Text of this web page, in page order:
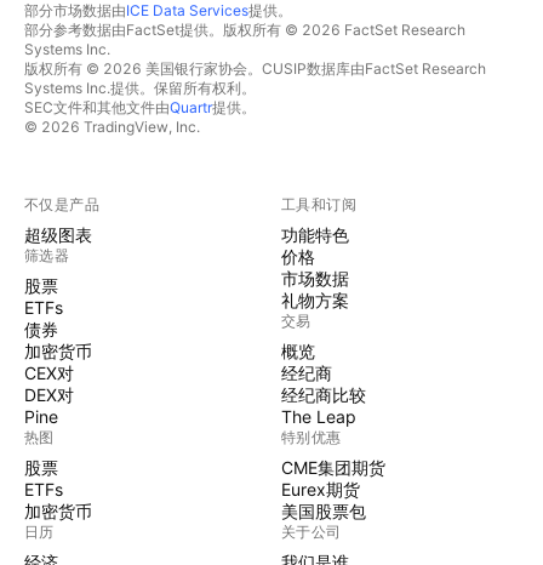
部分市场数据由ICE Data Services提供。
部分参考数据由FactSet提供。版权所有 © 2026 FactSet Research
Systems Inc.
版权所有 © 2026 美国银行家协会。CUSIP数据库由FactSet Research
Systems Inc.提供。保留所有权利。
SEC文件和其他文件由Quartr提供。
© 2026 TradingView, Inc.
不仅是产品
超级图表
筛选器
股票
ETFs
债券
加密货币
CEX对
DEX对
Pine
热图
股票
ETFs
加密货币
日历
工具和订阅
功能特色
价格
市场数据
礼物方案
交易
概览
经纪商
经纪商比较
The Leap
特别优惠
CME集团期货
Eurex期货
美国股票包
关于公司